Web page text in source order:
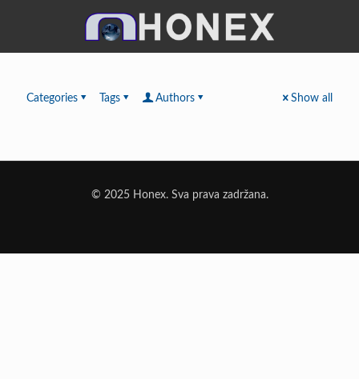
Categories Tags Authors Show all
© 2025 Honex. Sva prava zadržana.